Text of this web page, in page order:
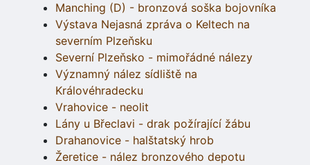
Manching (D) - bronzová soška bojovníka
Výstava Nejasná zpráva o Keltech na
severním Plzeňsku
Severní Plzeňsko - mimořádné nálezy
Významný nález sídliště na
Královéhradecku
Vrahovice - neolit
Lány u Břeclavi - drak požírající žábu
Drahanovice - halštatský hrob
Žeretice - nález bronzového depotu